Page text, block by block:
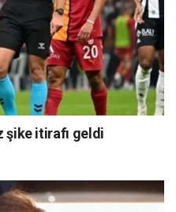
şike itirafı geldi